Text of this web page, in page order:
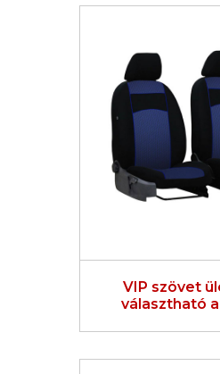
VIP szövet
választható